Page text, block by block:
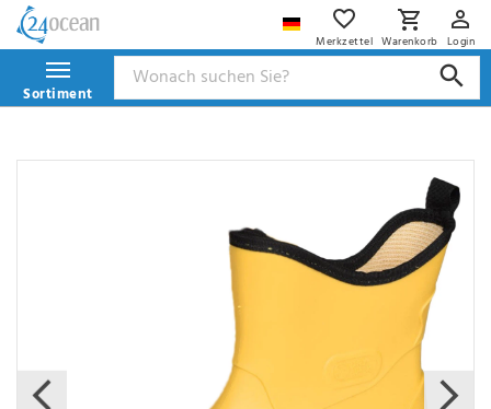
Merkzettel Warenkorb Login
Sortiment